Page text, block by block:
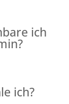
ich
ich?